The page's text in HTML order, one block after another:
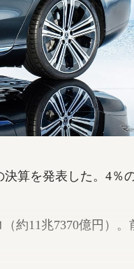
決算を発表した。4％
約11兆7370億円）。